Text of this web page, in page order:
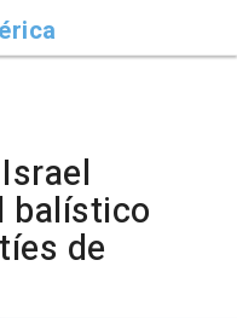
balístico
de